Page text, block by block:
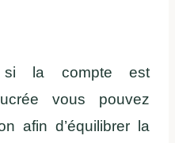
la compte est
vous pouvez
afin d’équilibrer la